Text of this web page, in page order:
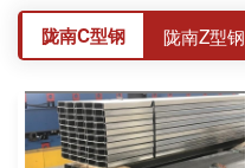
陇南C型钢 陇南Z型钢